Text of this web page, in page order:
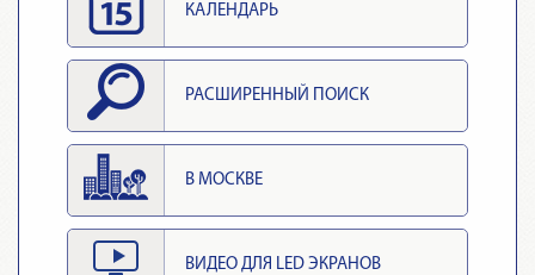
КАЛЕНДАРЬ
РАСШИРЕННЫЙ ПОИСК
В МОСКВЕ
ВИДЕО ДЛЯ LED ЭКРАНОВ